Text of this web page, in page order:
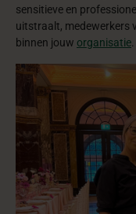
sensitieve en
uitstraalt, medewerkers
binnen jouw organisatie